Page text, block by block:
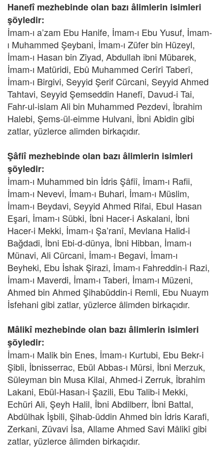
Hanefî mezhebinde olan bazı âlimlerin isimleri
şöyledir:
İmam-ı a’zam Ebu Hanife, İmam-ı Ebu Yusuf, İmam-
ı Muhammed Şeybani, İmam-ı Züfer bin Hüzeyl,
İmam-ı Hasan bin Ziyad, Abdullah ibni Mübarek,
İmam-ı Matüridi, Ebû Muhammed Cerîrî Taberî,
İmam-ı Birgivi, Seyyid Şerif Cürcani, Seyyid Ahmed
Tahtavi, Seyyid Şemseddin Hanefî, Davud-i Tai,
Fahr-ul-islam Ali bin Muhammed Pezdevi, İbrahim
Halebi, Şems-ül-eimme Hulvani, İbni Abidin gibi
zatlar, yüzlerce alimden birkaçıdır.
Şâfiî mezhebinde olan bazı âlimlerin isimleri
şöyledir:
İmam-ı Muhammed bin İdris Şâfiî, İmam-ı Rafii,
İmam-ı Nevevi, İmam-ı Buhari, İmam-ı Müslim,
İmam-ı Beydavi, Seyyid Ahmed Rifai, Ebul Hasan
Eşari, İmam-ı Sübki, İbni Hacer-i Askalani, İbni
Hacer-i Mekki, İmam-ı Şa’ranî, Mevlana Halid-i
Bağdadi, İbni Ebi-d-dünya, İbni Hibban, İmam-ı
Münavi, Ali Cürcani, İmam-ı Begavi, İmam-ı
Beyheki, Ebu İshak Şirazi, İmam-ı Fahreddin-i Razi,
İmam-ı Maverdi, İmam-ı Taberi, İmam-ı Müzeni,
Ahmed bin Ahmed Şihabüddin-i Remli, Ebu Nuaym
İsfehani gibi zatlar, yüzlerce âlimden birkaçıdır.
Mâlikî mezhebinde olan bazı âlimlerin isimleri
şöyledir:
İmam-ı Malik bin Enes, İmam-ı Kurtubi, Ebu Bekr-i
Şibli, İbnisserrac, Ebül Abbas-ı Mürsi, İbni Merzuk,
Süleyman bin Musa Kilai, Ahmed-i Zerruk, İbrahim
Lakani, Ebül-Hasan-i Şazili, Ebu Talib-i Mekki,
Echüri Ali, Şeyh Halil, İbni Abdilberr, İbni Battal,
Abdülhak İşbili, Şihab-üddin Ahmed bin İdris Karafi,
Zerkani, Züvavi İsa, Allame Ahmed Savi Mâlikî gibi
zatlar, yüzlerce âlimden birkaçıdır.